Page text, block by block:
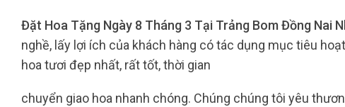
Đặt Hoa Tặng Ngày 8 Tháng 3 Tại Trảng Bom Đồng Nai
nghề, lấy lợi ích của khách hàng có tác dụng mục tiêu
hoa tươi đẹp nhất, rất tốt, thời gian
chuyển giao hoa nhanh chóng. Chúng chúng tôi yêu